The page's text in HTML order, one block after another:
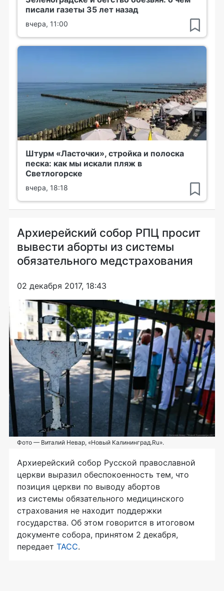
писали газеты 35 лет назад
вчера, 11:00
Штурм «Ласточки», стройка и полоска
песка: как мы искали пляж в
Светлогорске
вчера, 18:18
Архиерейский собор РПЦ просит
вывести аборты из системы
обязательного медстрахования
02 декабря 2017, 18:43
Фото — Виталий Невар, «Новый Калининград.Ru».
Архиерейский собор Русской православной
церкви выразил обеспокоенность тем, что
позиция церкви по выводу абортов
из системы обязательного медицинского
страхования не находит поддержки
государства. Об этом говорится в итоговом
документе собора, принятом 2 декабря,
передает ТАСС.